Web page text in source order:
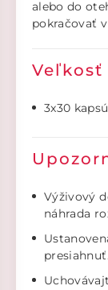
alebo do
pokračovať
Veľkosť
3x30
Výživový
náhrada
presiahnuť.